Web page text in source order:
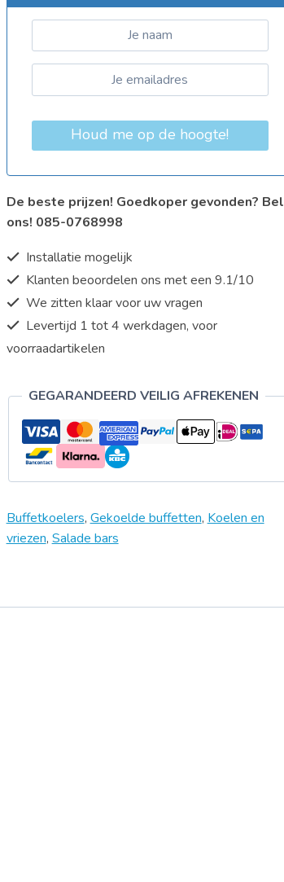
Houd me op de hoogte!
De beste prijzen! Goedkoper gevonden? Bel
ons! 085-0768998
Installatie mogelijk
Klanten beoordelen ons met een 9.1/10
We zitten klaar voor uw vragen
Levertijd 1 tot 4 werkdagen, voor
voorraadartikelen
GEGARANDEERD VEILIG AFREKENEN
Buffetkoelers, Gekoelde buffetten, Koelen en
vriezen, Salade bars